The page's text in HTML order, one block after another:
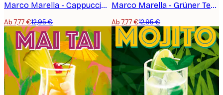
Marco Marella - Cappuccino-Kanne Poster
Ab 7,77 €12,95 €
Marco Marella - Grüner Tee Krug Poster
Ab 7,77 €12,95 €